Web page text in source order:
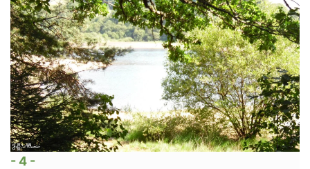
- 4 -